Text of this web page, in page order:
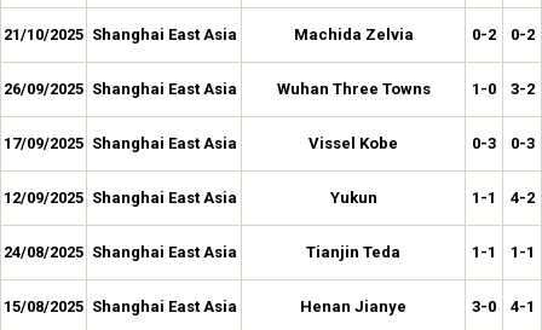
21/10/2025 Shanghai East Asia Machida Zelvia 0-2 0-2
26/09/2025 Shanghai East Asia Wuhan Three Towns 1-0 3-2
17/09/2025 Shanghai East Asia Vissel Kobe 0-3 0-3
12/09/2025 Shanghai East Asia Yukun 1-1 4-2
24/08/2025 Shanghai East Asia Tianjin Teda 1-1 1-1
15/08/2025 Shanghai East Asia Henan Jianye 3-0 4-1